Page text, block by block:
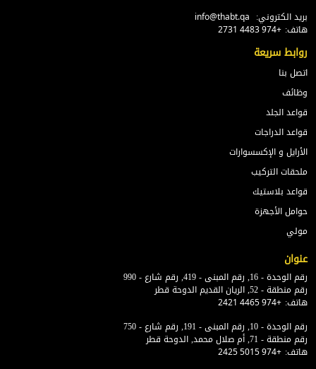
بريد الكتروني:
info@thabt.qa
هاتف: +974 4483 2731
روابط سريعة
اتصل بنا
وظائف
قواعد الجلد
قواعد الدراجات
الأرايل و الإكسسوارات
ملحقات التركيب
قواعد بلاستيك
حوامل الأجهزة
مولي
عنوان
رقم الوحدة - 16, رقم المبنى - 419, رقم شارع - 990
رقم منطقة - 52, الريان القديم الدوحة قطر
هاتف: +974 4465 2421
رقم الوحدة - 10, رقم المبنى - 191, رقم شارع - 750
رقم منطقة - 71, أم صلال محمد, الدوحة قطر
هاتف: +974 5015 2425